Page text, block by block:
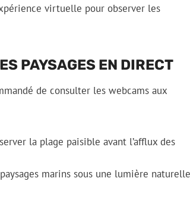
virtuelle pour observer les
PAYSAGES EN DIRECT
de consulter les webcams aux
la plage paisible avant l’afflux des
marins sous une lumière naturelle